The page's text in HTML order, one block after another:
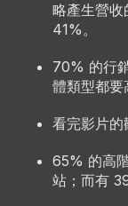
略產生營
41%。
70% 的行
體類型都要
看完影片的
65% 的高
站；而有